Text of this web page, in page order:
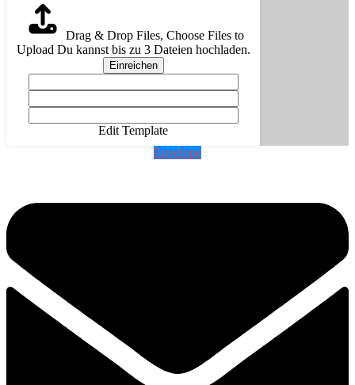
Drag & Drop Files, Choose Files to
Upload Du kannst bis zu 3 Dateien hochladen.
Einreichen
Edit Template
Envelope